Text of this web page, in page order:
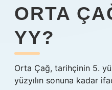
ORTA
YY?
Orta Çağ, tarihçinin 5.
yüzyılın sonuna kadar